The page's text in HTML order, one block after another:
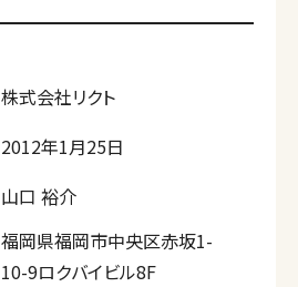
株式会社リクト
2012年1月25日
山口 裕介
福岡県福岡市中央区赤坂1-
10-9ロクバイビル8F